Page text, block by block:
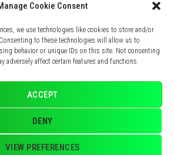
Cookie Consent
we use technologies like cookies to store and/or
to these technologies will allow us to
behavior or unique IDs on this site. Not consenting
adversely affect certain features and functions.
ACCEPT
DENY
VIEW PREFERENCES
Dr Raoni Scheidemantel